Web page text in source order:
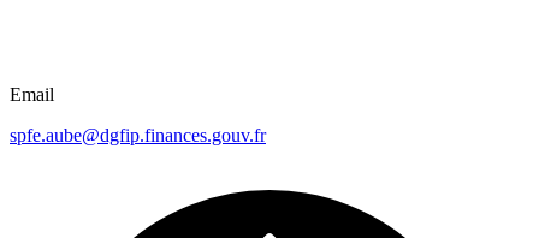
Email
spfe.aube@dgfip.finances.gouv.fr